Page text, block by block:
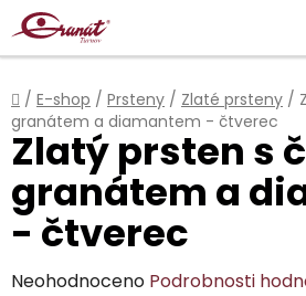
Přejít
na
obsah
Domů
/ E-shop / Prsteny / Zlaté prsteny /
granátem a diamantem - čtverec
Zlatý prsten s
granátem a
- čtverec
Průměrné
Neohodnoceno Podrobnosti